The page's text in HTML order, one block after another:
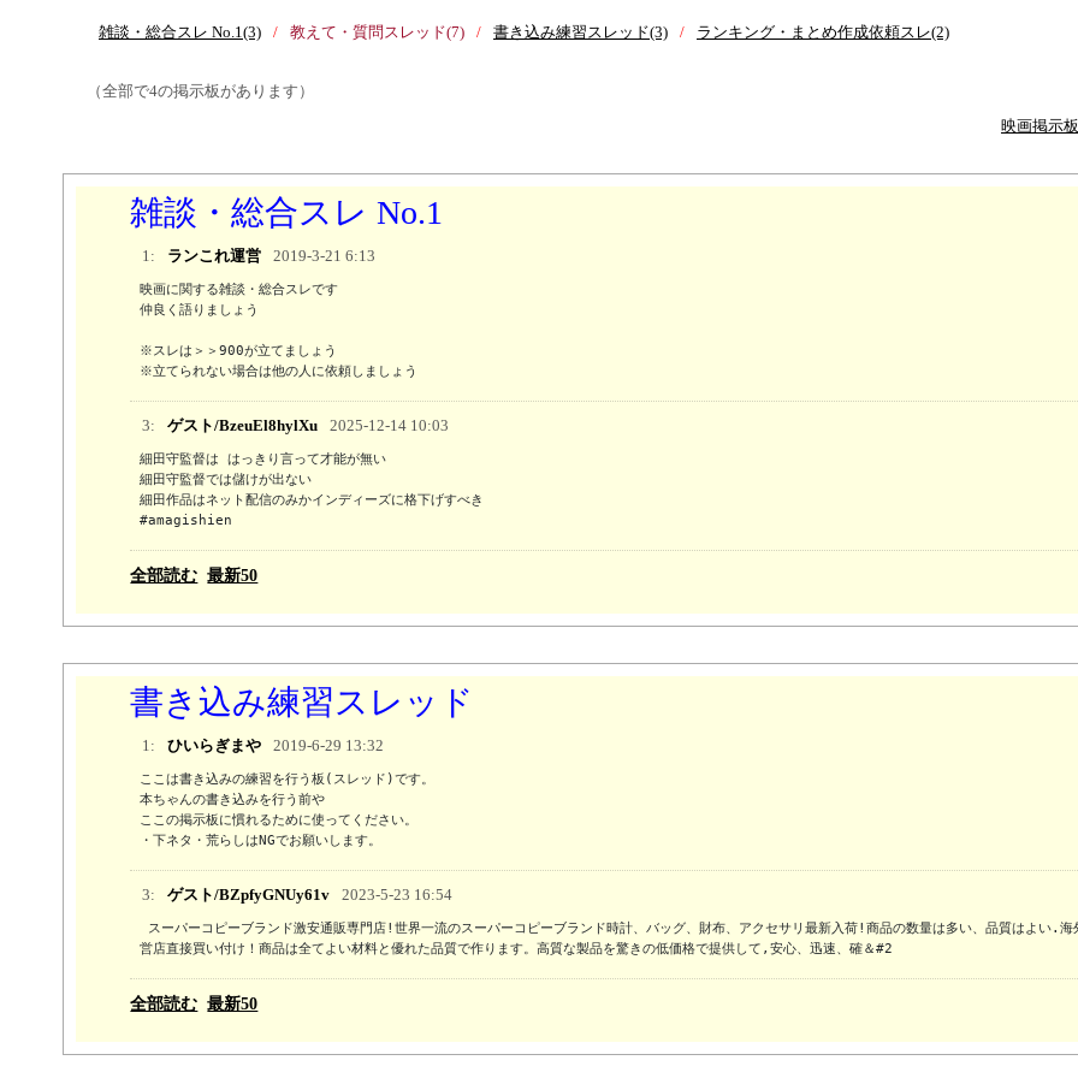
雑談・総合スレ No.1(3) 教えて・質問スレッド(7) 書き込み練習スレッド(3) ランキング・まとめ作成依頼スレ(2)
（全部で4の掲示板があります）
映画掲示
雑談・総合スレ No.1
1: ランこれ運営 2019-3-21 6:13
映画に関する雑談・総合スレです
仲良く語りましょう
※スレは＞＞900が立てましょう
※立てられない場合は他の人に依頼しましょう
3: ゲスト/BzeuEl8hylXu 2025-12-14 10:03
細田守監督は はっきり言って才能が無い
細田守監督では儲けが出ない
細田作品はネット配信のみかインディーズに格下げすべき
#amagishien
全部読む 最新50
書き込み練習スレッド
1: ひいらぎまや 2019-6-29 13:32
ここは書き込みの練習を行う板(スレッド)です。
本ちゃんの書き込みを行う前や
ここの掲示板に慣れるために使ってください。
・下ネタ・荒らしはNGでお願いします。
3: ゲスト/BZpfyGNUy61v 2023-5-23 16:54
営店直接買い付け！商品は全てよい材料と優れた品質で作ります。高質な製品を驚きの低価格で提供して,安心、迅速、確＆#2
全部読む 最新50